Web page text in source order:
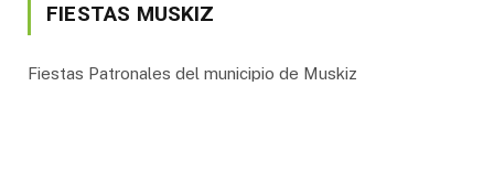
FIESTAS MUSKIZ
Fiestas Patronales del municipio de Muskiz